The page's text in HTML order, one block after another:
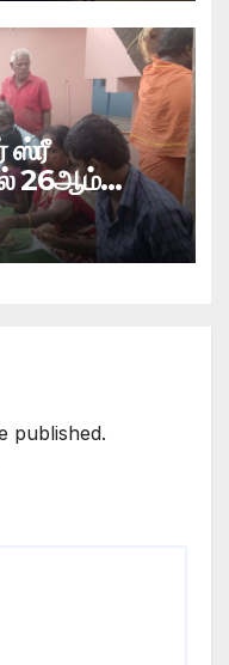
ஸ்ரீ
26ஆம்
மற்றும்
published.